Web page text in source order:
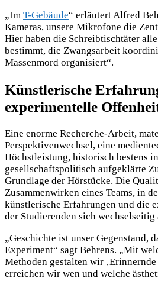
„Im T-Gebäude“ erläutert Alfred
Kameras, unsere Mikrofone die
Hier haben die Schreibtischtäter
bestimmt, die Zwangsarbeit
Massenmord organisiert“.
Künstlerische
experimentelle
Eine enorme Recherche-Arbeit,
Perspektivenwechsel, eine
Höchstleistung, historisch bestens
gesellschaftspolitisch aufgeklärte
Grundlage der Hörstücke. Die
Zusammenwirken eines Teams, in
künstlerische Erfahrungen und die
der Studierenden sich wechselseitig
„Geschichte ist unser Gegenstand,
Experiment“ sagt Behrens. „Mit
Methoden gestalten wir ‚Erinnernde
erreichen wir wen und welche